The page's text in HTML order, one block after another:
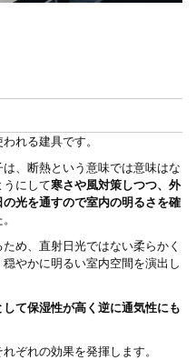
れる建具です。
、断熱という意味では意味はな
うにして寒さや風対策しつつ、外
光を通すので室内の明るさを確
め、直射日光ではない柔らかく
やかに明るい室内空間を演出し
て保湿性が高く逆に通気性にも
ぞれの効果を発揮します。